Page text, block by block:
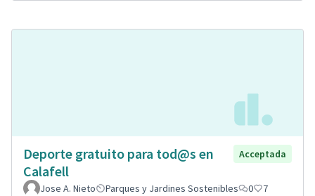
Deporte gratuito para tod@s en
Calafell
Acceptada
Jose A. Nieto Parques y Jardines Sostenibles 0 7